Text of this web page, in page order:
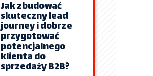
Jak zbudować
skuteczny lead
journey i dobrze
przygotować
potencjalnego
klienta do
sprzedaży B2B?